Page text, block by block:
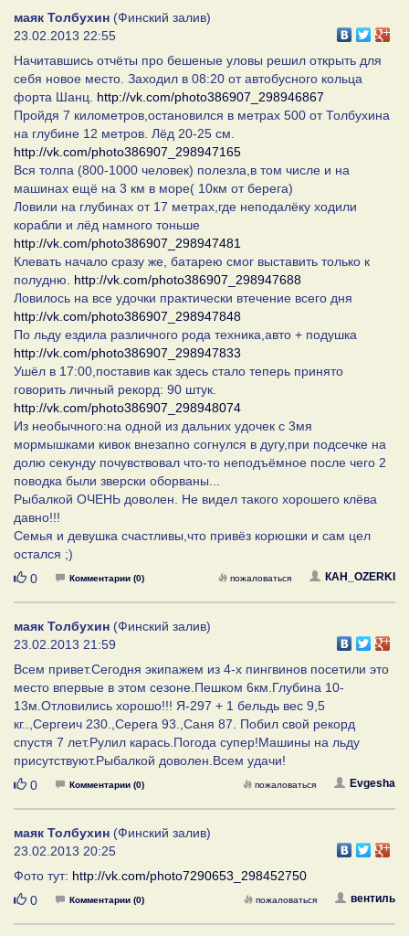
маяк Толбухин (Финский залив)
23.02.2013 22:55
Начитавшись отчёты про бешеные уловы решил открыть для
себя новое место. Заходил в 08:20 от автобусного кольца
форта Шанц. http://vk.com/photo386907_298946867
Пройдя 7 километров,остановился в метрах 500 от Толбухина
на глубине 12 метров. Лёд 20-25 см.
http://vk.com/photo386907_298947165
Вся толпа (800-1000 человек) полезла,в том числе и на
машинах ещё на 3 км в море( 10км от берега)
Ловили на глубинах от 17 метрах,где неподалёку ходили
корабли и лёд намного тоньше
http://vk.com/photo386907_298947481
Клевать начало сразу же, батарею смог выставить только к
полудню. http://vk.com/photo386907_298947688
Ловилось на все удочки практически втечение всего дня
http://vk.com/photo386907_298947848
По льду ездила различного рода техника,авто + подушка
http://vk.com/photo386907_298947833
Ушёл в 17:00,поставив как здесь стало теперь принято
говорить личный рекорд: 90 штук.
http://vk.com/photo386907_298948074
Из необычного:на одной из дальних удочек с 3мя
мормышками кивок внезапно согнулся в дугу,при подсечке на
долю секунду почувствовал что-то неподъёмное после чего 2
поводка были зверски оборваны...
Рыбалкой ОЧЕНЬ доволен. Не видел такого хорошего клёва
давно!!!
Семья и девушка счастливы,что привёз корюшки и сам цел
остался ;)
Нравится
0 Комментарии (0) КАH_OZERKI
пожаловаться
маяк Толбухин (Финский залив)
23.02.2013 21:59
Всем привет.Сегодня экипажем из 4-х пингвинов посетили это
место впервые в этом сезоне.Пешком 6км.Глубина 10-
13м.Отловились хорошо!!! Я-297 + 1 бельдь вес 9,5
кг..,Сергеич 230.,Серега 93.,Саня 87. Побил свой рекорд
спустя 7 лет.Рулил карась.Погода супер!Машины на льду
присутствуют.Рыбалкой доволен.Всем удачи!
Нравится
0 Комментарии (0) Evgesha
пожаловаться
маяк Толбухин (Финский залив)
23.02.2013 20:25
Фото тут: http://vk.com/photo7290653_298452750
Нравится
0 Комментарии (0) вентиль
пожаловаться